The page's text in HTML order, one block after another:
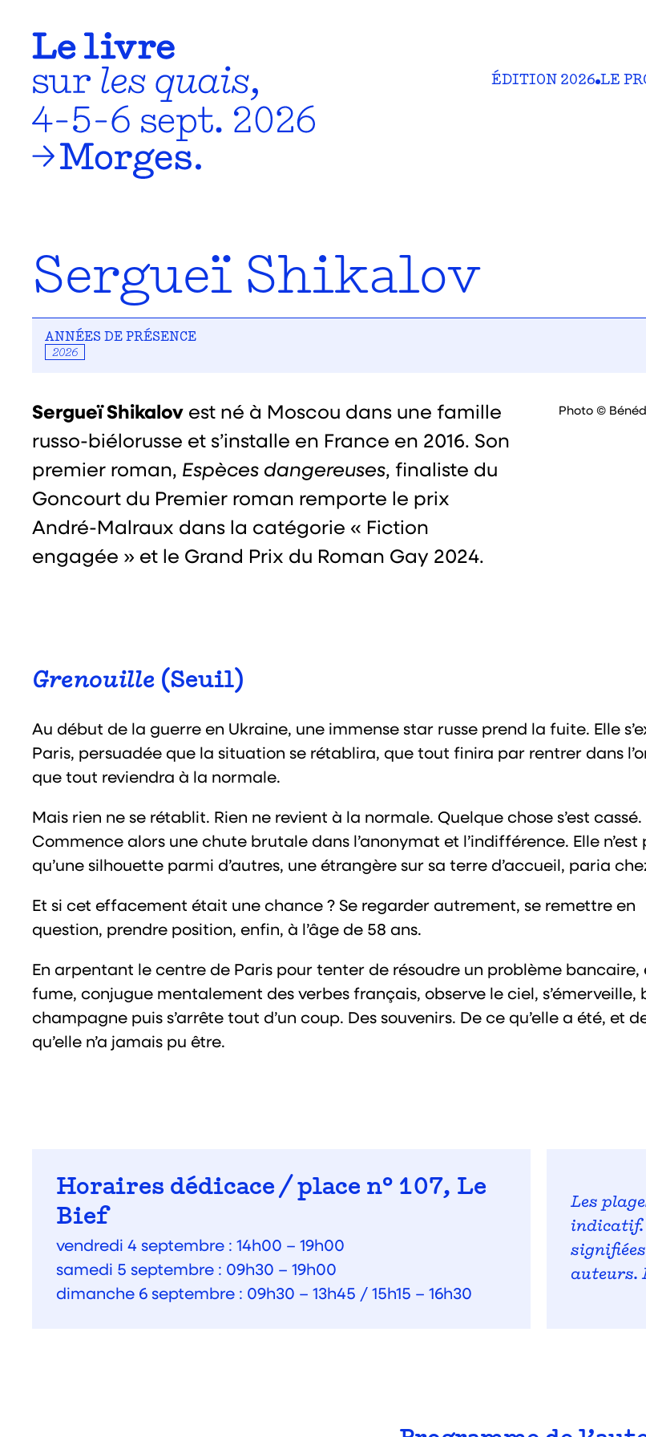
ÉDITION 2026 LE
Sergueï Shikalov
ANNÉES DE PRÉSENCE
2026
Photo ©
Sergueï Shikalov est né à Moscou dans une famille
russo-biélorusse et s’installe en France en 2016. Son
premier roman, Espèces dangereuses, finaliste du
Goncourt du Premier roman remporte le prix
André-Malraux dans la catégorie « Fiction
engagée » et le Grand Prix du Roman Gay 2024.
Grenouille (Seuil)
Au début de la guerre en Ukraine, une immense star russe prend la fuite. Elle
Paris, persuadée que la situation se rétablira, que tout finira par rentrer dans
que tout reviendra à la normale.
Mais rien ne se rétablit. Rien ne revient à la normale. Quelque chose s’est cassé.
Commence alors une chute brutale dans l’anonymat et l’indifférence. Elle n’est
qu’une silhouette parmi d’autres, une étrangère sur sa terre d’accueil, paria
Et si cet effacement était une chance ? Se regarder autrement, se remettre en
question, prendre position, enfin, à l’âge de 58 ans.
En arpentant le centre de Paris pour tenter de résoudre un problème bancaire,
fume, conjugue mentalement des verbes français, observe le ciel, s’émerveille,
champagne puis s’arrête tout d’un coup. Des souvenirs. De ce qu’elle a été, et
qu’elle n’a jamais pu être.
Horaires dédicace / place n° 107, Le
Bief
vendredi 4 septembre : 14h00 – 19h00
samedi 5 septembre : 09h30 – 19h00
dimanche 6 septembre : 09h30 – 13h45 / 15h15 – 16h30
Les
indicatif.
auteurs.